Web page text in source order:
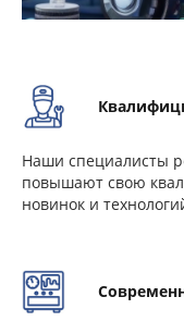
Наши специалисты
повышают свою
новинок и